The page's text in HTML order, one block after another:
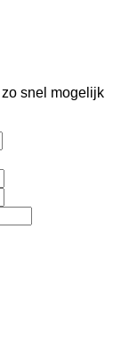
snel mogelijk